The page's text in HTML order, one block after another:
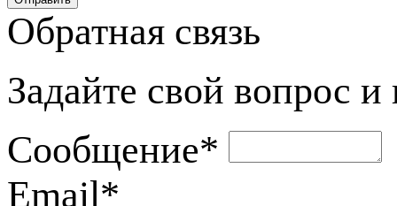
Обратная связь
Задайте свой вопрос
Сообщение*
Email*